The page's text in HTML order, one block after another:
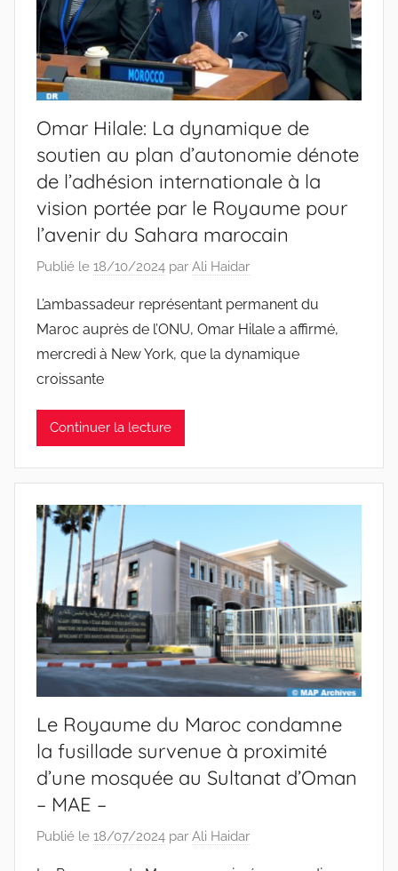
Omar Hilale: La dynamique de
soutien au plan d’autonomie dénote
de l’adhésion internationale à la
vision portée par le Royaume pour
l’avenir du Sahara marocain
Publié le 18/10/2024 par Ali Haidar
L’ambassadeur représentant permanent du
Maroc auprès de l’ONU, Omar Hilale a affirmé,
mercredi à New York, que la dynamique
croissante
Continuer la lecture
Le Royaume du Maroc condamne
la fusillade survenue à proximité
d’une mosquée au Sultanat d’Oman
– MAE –
Publié le 18/07/2024 par Ali Haidar